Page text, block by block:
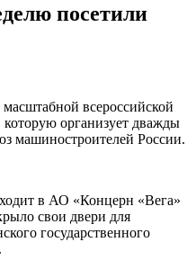
посетили
всероссийской
организует дважды
машиностроителей России.
в АО «Концерн «Вега»
свои двери для
государственного